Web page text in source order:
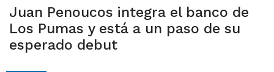
Juan Penoucos integra el banco de
Los Pumas y está a un paso de su
esperado debut